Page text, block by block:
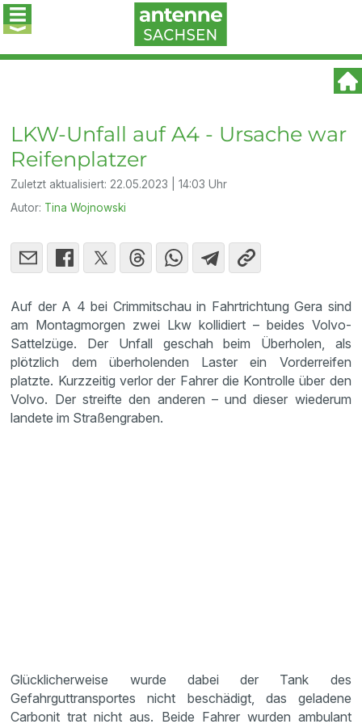
LKW-Unfall auf A4 - Ursache war
Reifenplatzer
Zuletzt aktualisiert: 22.05.2023 | 14:03 Uhr
Autor: Tina Wojnowski
Auf der A 4 bei Crimmitschau in Fahrtrichtung Gera sind
am Montagmorgen zwei Lkw kollidiert – beides Volvo-
Sattelzüge. Der Unfall geschah beim Überholen, als
plötzlich dem überholenden Laster ein Vorderreifen
platzte. Kurzzeitig verlor der Fahrer die Kontrolle über den
Volvo. Der streifte den anderen – und dieser wiederum
landete im Straßengraben.
Glücklicherweise wurde dabei der Tank des
Gefahrguttransportes nicht beschädigt, das geladene
Carbonit trat nicht aus. Beide Fahrer wurden ambulant